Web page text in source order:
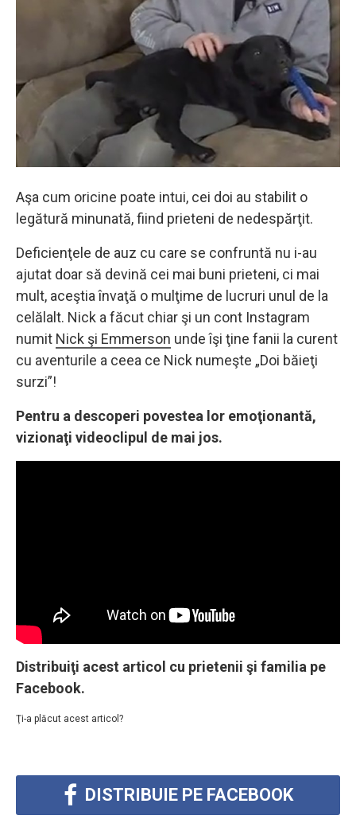
Aşa cum oricine poate intui, cei doi au stabilit o
legătură minunată, fiind prieteni de nedespărţit.
Deficienţele de auz cu care se confruntă nu i-au
ajutat doar să devină cei mai buni prieteni, ci mai
mult, aceştia învaţă o mulţime de lucruri unul de la
celălalt. Nick a făcut chiar şi un cont Instagram
numit Nick şi Emmerson unde îşi ţine fanii la curent
cu aventurile a ceea ce Nick numeşte „Doi băieţi
surzi”!
Pentru a descoperi povestea lor emoţionantă,
vizionaţi videoclipul de mai jos.
Distribuiţi acest articol cu prietenii şi familia pe
Facebook.
Ţi-a plăcut acest articol?
DISTRIBUIE PE FACEBOOK